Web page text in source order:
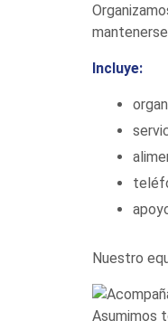
Incluye:
Nuestro
Asumimos